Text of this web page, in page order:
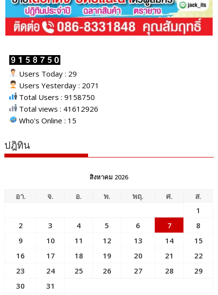
Users Today : 29
Users Yesterday : 2071
Total Users : 9158750
Total views : 41612926
Who's Online : 15
ปฎิทิน
สิงหาคม 2026
อา. จ. อ. พ. พฤ. ศ.
ส.
1
2
3 4 5 6 7
8
9
10 11 12 13 14
15
16
17 18 19 20 21
22
23
24 25 26 27 28
29
30
31